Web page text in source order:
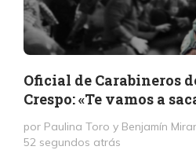
Oficial de Carabineros
Crespo: «Te vamos a
por Paulina Toro y Benjamín
52 segundos atrás